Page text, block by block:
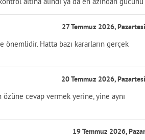
27 Temmuz 2026, Pazartesi
Hatta bazı kararların gerçek
20 Temmuz 2026, Pazartesi
özüne cevap vermek yerine, yine aynı
19 Temmuz 2026, Pazar